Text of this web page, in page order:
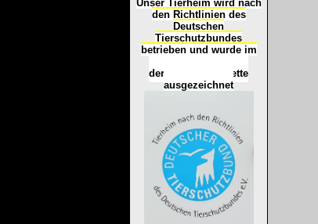
Unser Tierheim wird nach
den Richtlinien des
Deutschen
Tierschutzbundes
betrieben und wurde im
der
Tierheimplakette
ausgezeichnet